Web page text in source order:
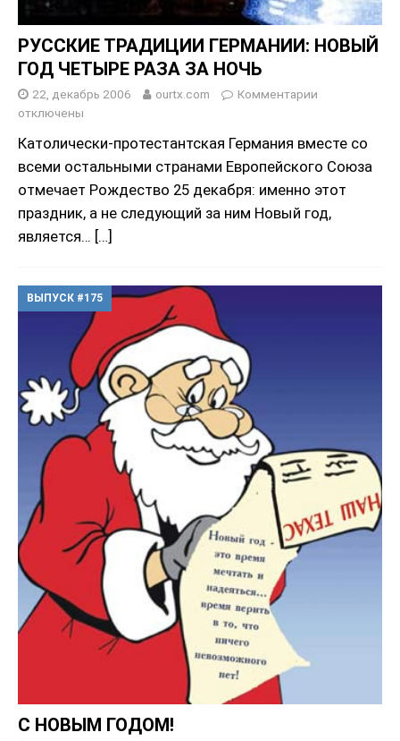
РУССКИЕ ТРАДИЦИИ ГЕРМАНИИ: НОВЫЙ
ГОД ЧЕТЫРЕ РАЗА ЗА НОЧЬ
22, декабрь 2006 ourtx.com
Комментарии
отключены
Католически-протестантская Германия вместе со
всеми остальными странами Европейского Союза
отмечает Рождество 25 декабря: именно этот
праздник, а не следующий за ним Новый год,
является… […]
ВЫПУСК #175
С НОВЫМ ГОДОМ!